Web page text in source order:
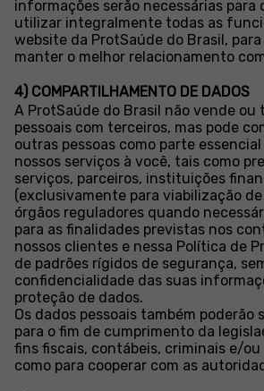
informações serão necessárias para
utilizar integralmente todas as
website da ProtSaúde do Brasil,
manter o melhor relacionamento
4) COMPARTILHAMENTO DE DADOS
A ProtSaúde do Brasil não vende ou
pessoais com terceiros, mas pode
outras pessoas como parte
nossos serviços à você, tais como
serviços, parceiros, instituições
(exclusivamente para viabilização
órgãos reguladores quando
para as finalidades previstas nos
nossos clientes e nessa Política de
de padrões rígidos de segurança,
confidencialidade das suas
proteção de dados.
Os dados pessoais também poderão
para o fim de cumprimento da
fins fiscais, contábeis, criminais e/ou
como para cooperar com as